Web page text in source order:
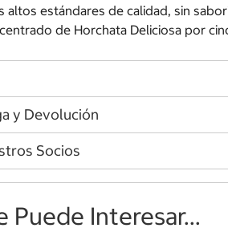
altos estándares de calidad, sin
de Horchata Deliciosa por
y Devolución
Socios
Puede Interesar...